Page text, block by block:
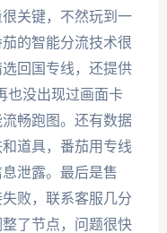
关键，不然玩到一
的智能分流技术很
回国专线，还提供
也没出现过画面卡
畅跑图。还有数据
道具，番茄用专线
泄露。最后是售
败，联系客服几分
了节点，问题很快